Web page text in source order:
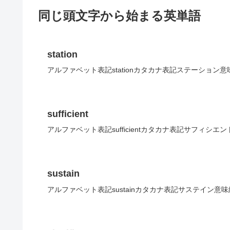
同じ頭文字から始まる英単語
station
アルファベット表記stationカタカナ表記ステーション意
sufficient
アルファベット表記sufficientカタカナ表記サフィシエン
sustain
アルファベット表記sustainカタカナ表記サステイン意味